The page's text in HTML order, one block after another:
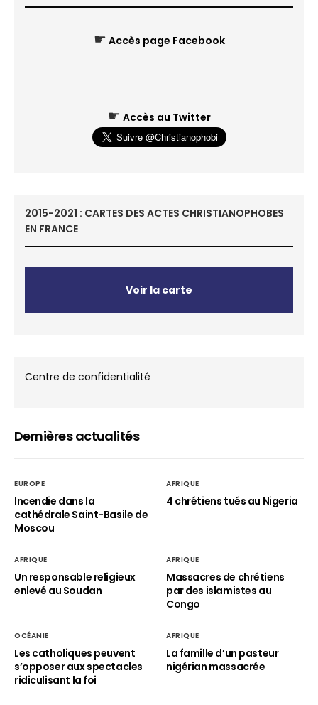
☛ Accès page Facebook
☛ Accès au Twitter
2015-2021 : CARTES DES ACTES CHRISTIANOPHOBES
EN FRANCE
Voir la carte
Centre de confidentialité
Dernières actualités
EUROPE
Incendie dans la
cathédrale Saint-Basile de
Moscou
AFRIQUE
4 chrétiens tués au Nigeria
AFRIQUE
Un responsable religieux
enlevé au Soudan
AFRIQUE
Massacres de chrétiens
par des islamistes au
Congo
OCÉANIE
Les catholiques peuvent
s’opposer aux spectacles
ridiculisant la foi
AFRIQUE
La famille d’un pasteur
nigérian massacrée